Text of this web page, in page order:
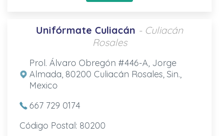
Unifórmate Culiacán - Culiacán
Rosales
Prol. Álvaro Obregón #446-A, Jorge
Almada, 80200 Culiacán Rosales, Sin.,
Mexico
667 729 0174
Código Postal: 80200